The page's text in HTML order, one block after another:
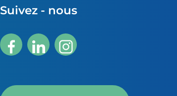
Suivez - nous